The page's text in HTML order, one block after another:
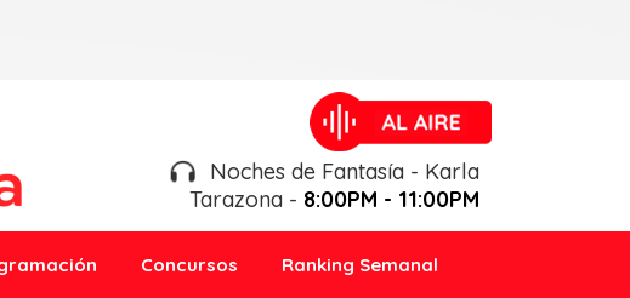
Noches de Fantasía - Karla
Tarazona - 8:00PM - 11:00PM
Concursos Ranking Semanal